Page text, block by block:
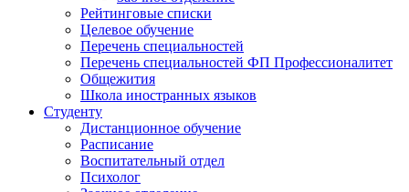
Рейтинговые списки
Целевое обучение
Перечень специальностей
Перечень специальностей ФП Профессионалитет
Общежития
Школа иностранных языков
Студенту
Дистанционное обучение
Расписание
Воспитательный отдел
Психолог